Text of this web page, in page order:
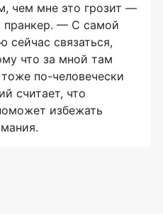
чем мне это грозит —
пранкер. — С самой
сейчас связаться,
что за мной там
по-человечески
считает, что
избежать